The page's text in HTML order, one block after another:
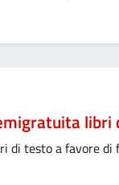
libri
testo a favore di